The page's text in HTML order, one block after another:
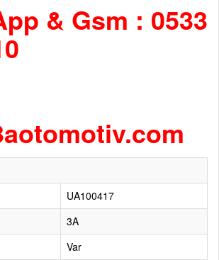
& Gsm : 0533
UA100417
3A
Var